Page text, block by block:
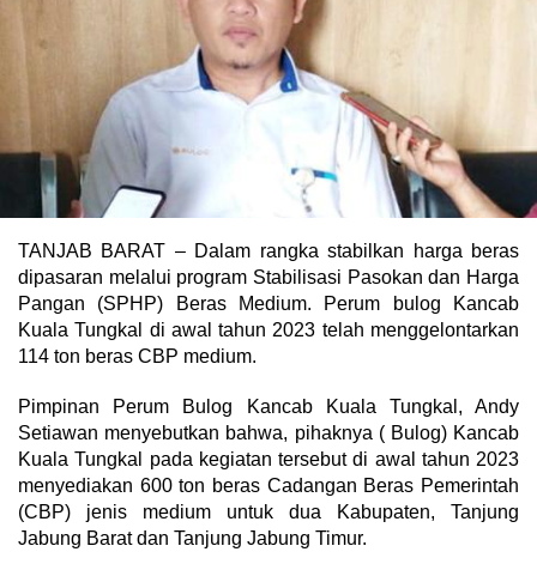
TANJAB BARAT – Dalam rangka stabilkan harga beras
dipasaran melalui program Stabilisasi Pasokan dan Harga
Pangan (SPHP) Beras Medium. Perum bulog Kancab
Kuala Tungkal di awal tahun 2023 telah menggelontarkan
114 ton beras CBP medium.
Pimpinan Perum Bulog Kancab Kuala Tungkal, Andy
Setiawan menyebutkan bahwa, pihaknya ( Bulog) Kancab
Kuala Tungkal pada kegiatan tersebut di awal tahun 2023
menyediakan 600 ton beras Cadangan Beras Pemerintah
(CBP) jenis medium untuk dua Kabupaten, Tanjung
Jabung Barat dan Tanjung Jabung Timur.